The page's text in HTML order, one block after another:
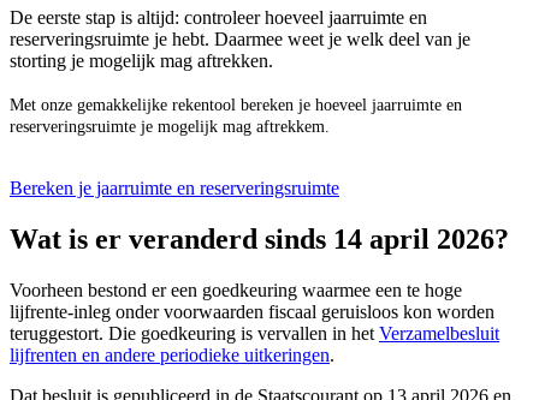
De eerste stap is altijd: controleer hoeveel jaarruimte en
reserveringsruimte je hebt. Daarmee weet je welk deel van je
storting je mogelijk mag aftrekken.
Met onze gemakkelijke rekentool bereken je hoeveel jaarruimte en
reserveringsruimte je mogelijk mag aftrekkem.
Bereken je jaarruimte en reserveringsruimte
Wat is er veranderd sinds 14 april 2026?
Voorheen bestond er een goedkeuring waarmee een te hoge
lijfrente-inleg onder voorwaarden fiscaal geruisloos kon worden
teruggestort. Die goedkeuring is vervallen in het Verzamelbesluit
lijfrenten en andere periodieke uitkeringen.
Dat besluit is gepubliceerd in de Staatscourant op 13 april 2026 en